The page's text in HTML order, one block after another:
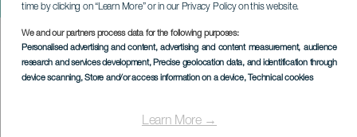
time by clicking on “Learn More” or in our Privacy Policy on this website.
We and our partners process data for the following purposes:
Personalised advertising and content, advertising and content measurement, audience
research and services development, Precise geolocation data, and identification through
device scanning, Store and/or access information on a device, Technical cookies
Learn More →
визита на Канарские острова, у вас